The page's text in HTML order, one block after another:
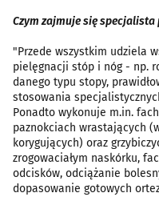
Czym zajmuje się
"Przede wszystkim udziela
pielęgnacji stóp i nóg - np.
danego typu stopy,
stosowania
Ponadto wykonuje m.in.
paznokciach wrastających
korygujących) oraz
zrogowaciałym naskórku,
odcisków, odciążanie
dopasowanie gotowych